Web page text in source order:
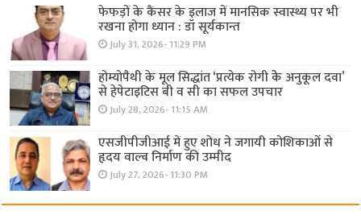
फेफड़ों के कैंसर के इलाज में मानसिक स्वास्थ्य पर भी
रखना होगा ध्यान : डॉ सूर्यकान्त
July 31, 2026- 11:29 PM
होम्योपैथी के मूल सिद्धांत ‘प्रत्येक रोगी केे अनुकूल दवा’
से हेपेटाइटिस बी व सी का सफल उपचार
July 28, 2026- 11:15 AM
एसजीपीजीआई में हुए शोध ने जगायी कोशिकाओं से
हृदय वाल्व निर्माण की उम्मीद
July 27, 2026- 11:30 PM